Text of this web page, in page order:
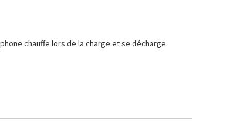
chauffe lors de la charge et se décharge